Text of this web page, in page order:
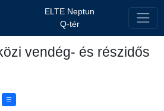
ELTE Neptun
Q-tér
vendég- és részidős